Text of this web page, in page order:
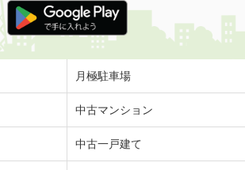
月極駐車場
中古マンション
中古一戸建て